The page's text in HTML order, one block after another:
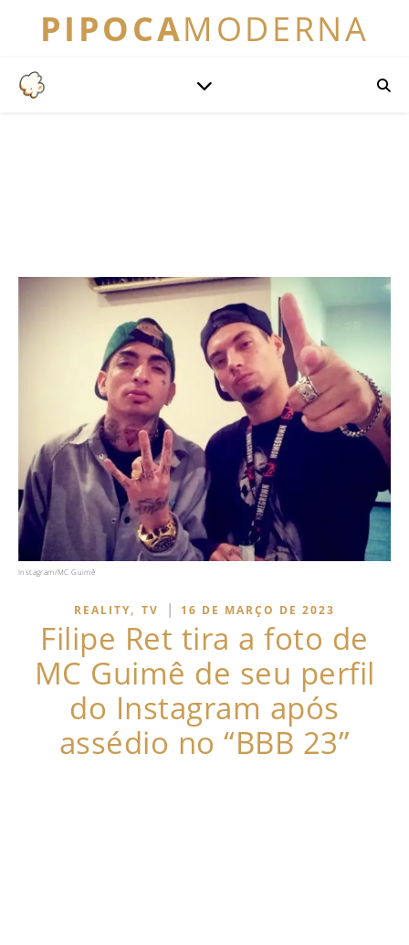
PIPOCAMODERNA
Instagram/MC Guimê
REALITY, TV | 16 DE MARÇO DE 2023
Filipe Ret tira a foto de
MC Guimê de seu perfil
do Instagram após
assédio no “BBB 23”